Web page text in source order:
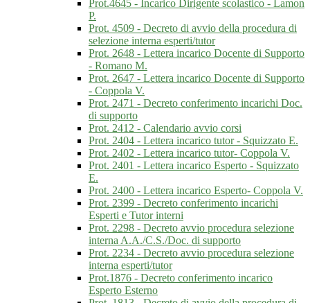
Prot.4645 - Incarico Dirigente scolastico - Lamon
P.
Prot. 4509 - Decreto di avvio della procedura di
selezione interna esperti/tutor
Prot. 2648 - Lettera incarico Docente di Supporto
- Romano M.
Prot. 2647 - Lettera incarico Docente di Supporto
- Coppola V.
Prot. 2471 - Decreto conferimento incarichi Doc.
di supporto
Prot. 2412 - Calendario avvio corsi
Prot. 2404 - Lettera incarico tutor - Squizzato E.
Prot. 2402 - Lettera incarico tutor- Coppola V.
Prot. 2401 - Lettera incarico Esperto - Squizzato
E.
Prot. 2400 - Lettera incarico Esperto- Coppola V.
Prot. 2399 - Decreto conferimento incarichi
Esperti e Tutor interni
Prot. 2298 - Decreto avvio procedura selezione
interna A.A./C.S./Doc. di supporto
Prot. 2234 - Decreto avvio procedura selezione
interna esperti/tutor
Prot.1876 - Decreto conferimento incarico
Esperto Esterno